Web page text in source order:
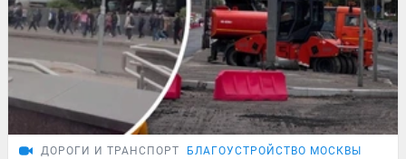
ДОРОГИ И ТРАНСПОРТ БЛАГОУСТРОЙСТВО МОСКВЫ